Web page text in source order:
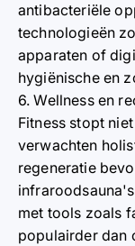
antibacteriële
technologieën
apparaten of
hygiënische en
6. Wellness en
Fitness stopt
verwachten
regeneratie
met tools zoals
populairder dan